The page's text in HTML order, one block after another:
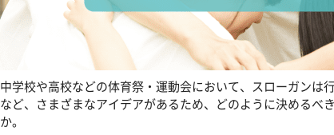
中学校や高校などの体育祭・運動会において、スローガンは
など、さまざまなアイデアがあるため、どのように決めるべ
か。